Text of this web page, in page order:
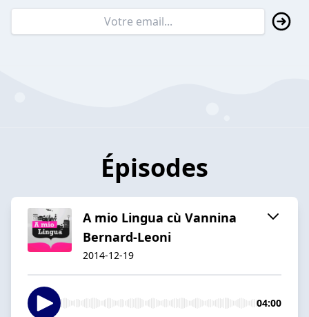
Épisodes
A mio Lingua cù Vannina
Bernard-Leoni
2014-12-19
04:00